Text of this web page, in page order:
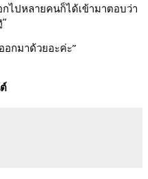
ไปหลายคนก็ได้เข้ามาตอบว่า
กมาด้วยอะค่ะ”